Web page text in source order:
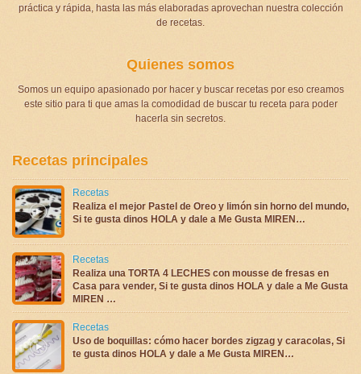
práctica y rápida, hasta las más elaboradas aprovechan nuestra colección
de recetas.
Quienes somos
Somos un equipo apasionado por hacer y buscar recetas por eso creamos
este sitio para ti que amas la comodidad de buscar tu receta para poder
hacerla sin secretos.
Recetas principales
Recetas
Realiza el mejor Pastel de Oreo y limón sin horno del mundo,
Si te gusta dinos HOLA y dale a Me Gusta MIREN…
Recetas
Realiza una TORTA 4 LECHES con mousse de fresas en
Casa para vender, Si te gusta dinos HOLA y dale a Me Gusta
MIREN …
Recetas
Uso de boquillas: cómo hacer bordes zigzag y caracolas, Si
te gusta dinos HOLA y dale a Me Gusta MIREN…